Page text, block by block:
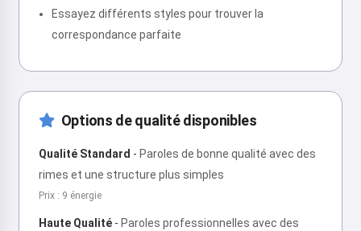
Essayez différents styles pour trouver la
correspondance parfaite
Options de qualité disponibles
Qualité Standard - Paroles de bonne qualité avec des
rimes et une structure plus simples
Prix : 9 énergie
Haute Qualité - Paroles professionnelles avec des